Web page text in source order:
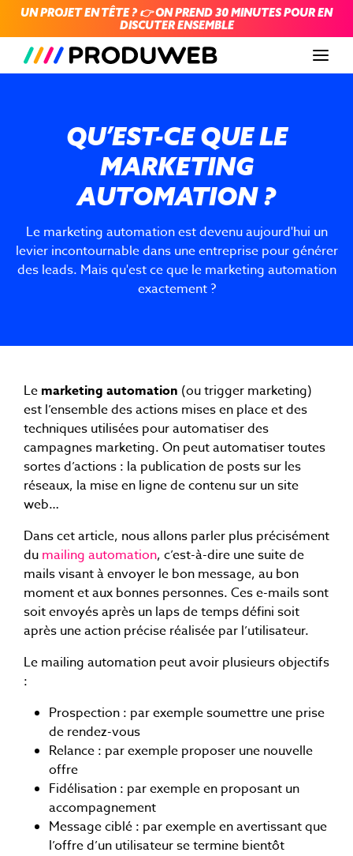
UN PROJET EN TÊTE ? 👉 ON PREND 30 MINUTES POUR EN
DISCUTER ENSEMBLE
Menu
QU’EST-CE QUE LE
MARKETING
AUTOMATION ?
Le marketing automation est devenu aujourd'hui un
levier incontournable dans une entreprise pour générer
des leads. Mais qu'est ce que le marketing automation
exactement ?
Le marketing automation (ou trigger marketing)
est l’ensemble des actions mises en place et des
techniques utilisées pour automatiser des
campagnes marketing. On peut automatiser toutes
sortes d’actions : la publication de posts sur les
réseaux, la mise en ligne de contenu sur un site
web…
Dans cet article, nous allons parler plus précisément
du mailing automation, c’est-à-dire une suite de
mails visant à envoyer le bon message, au bon
moment et aux bonnes personnes. Ces e-mails sont
soit envoyés après un laps de temps défini soit
après une action précise réalisée par l’utilisateur.
Le mailing automation peut avoir plusieurs objectifs
:
Prospection : par exemple soumettre une prise
de rendez-vous
Relance : par exemple proposer une nouvelle
offre
Fidélisation : par exemple en proposant un
accompagnement
Message ciblé : par exemple en avertissant que
l’offre d’un utilisateur se termine bientôt